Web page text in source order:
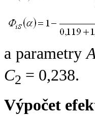
a parametry
C2 = 0,238.
Výpočet